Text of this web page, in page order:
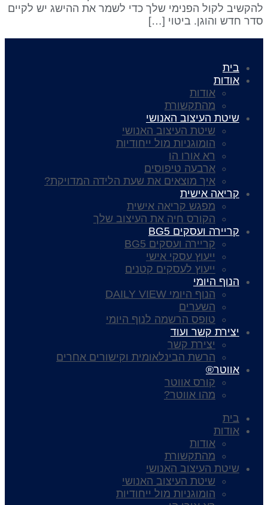
לקול הפנימי שלך כדי לשמר את ההישג יש לקיים
חדש והוגן. ביטוי […]
בית
אודות
אודות
מהתקשורת
שיטת העיצוב האנושי
שיטת העיצוב האנושי
הומוגניות מול ייחודיות
רא אורו הו
ארבעה טיפוסים
איך מוצאים את שעת הלידה המדויקת?
קריאה אישית
מפגש קריאה אישית
הקורס חיה את העיצוב שלך
קריירה ועסקים BG5
קריירה ועסקים BG5
ייעוץ עסקי אישי
ייעוץ לעסקים קטנים
הנוף היומי
הנוף היומי DAILY VIEW
השערים
טופס הרשמה לנוף היומי
יצירת קשר ועוד
יצירת קשר
הרשת הבינלאומית וקישורים אחרים
אווטר®
קורס אווטר
מהו אווטר?
בית
אודות
אודות
מהתקשורת
שיטת העיצוב האנושי
שיטת העיצוב האנושי
הומוגניות מול ייחודיות